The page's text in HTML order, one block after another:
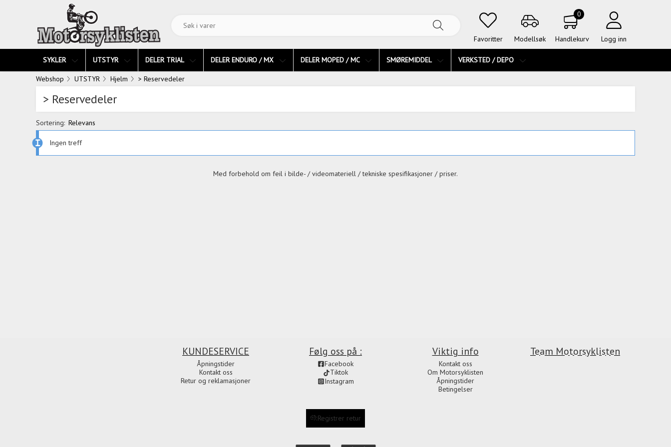
Favoritter Modellsøk
0
Handlekurv Logg inn
SYKLER UTSTYR DELER TRIAL DELER ENDURO / MX DELER MOPED / MC SMØREMIDDEL VERKSTED / DEPO
Webshop UTSTYR Hjelm > Reservedeler
> Reservedeler
Sortering: Relevans
Ingen treff
Med forbehold om feil i bilde- / videomateriell / tekniske spesifikasjoner / priser.
Team Motorsyklisten
Viktig info
Kontakt oss
Om Motorsyklisten
Åpningstider
Betingelser
Følg oss på :
Facebook
Tiktok
Instagram
KUNDESERVICE
Åpningstider
Kontakt oss
Retur og reklamasjoner
Registrer retur